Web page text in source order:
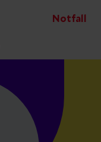
Notfall